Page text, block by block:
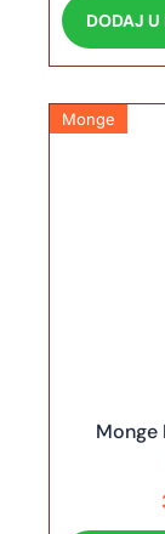
DODAJ U
Monge
Monge